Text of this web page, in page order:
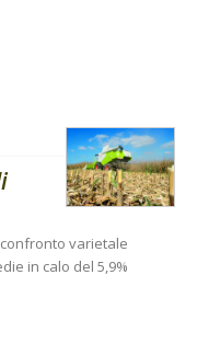
varietale
in calo del 5,9%